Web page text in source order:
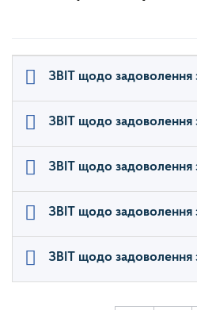
ЗВІТ щодо задоволення
ЗВІТ щодо задоволення
ЗВІТ щодо задоволення
ЗВІТ щодо задоволення
ЗВІТ щодо задоволення